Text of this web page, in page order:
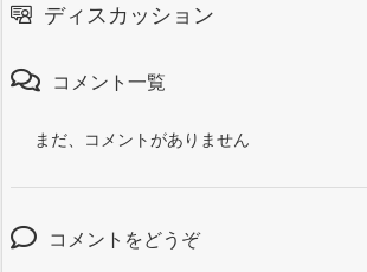
ディスカッション
コメント一覧
まだ、コメントがありません
コメントをどうぞ